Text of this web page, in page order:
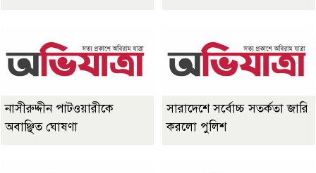
নাসীরুদ্দীন পাটওয়ারীকে
অবাঞ্ছিত ঘোষণা
সারাদেশে সর্বোচ্চ সতর্কতা জারি
করলো পুলিশ